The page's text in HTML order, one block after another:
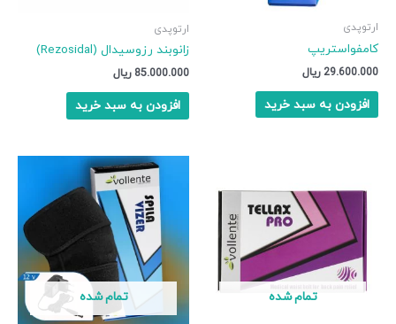
ارتوپدی
کامفواستریپ
29.600.000 ریال
افزودن به سبد خرید
ارتوپدی
زانوبند رزوسیدال (Rezosidal)
85.000.000 ریال
افزودن به سبد خرید
تمام شده تمام شده